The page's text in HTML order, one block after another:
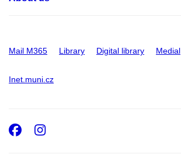
Mail M365 Library Digital library Medial
Inet.muni.cz
Facebook
Instagram